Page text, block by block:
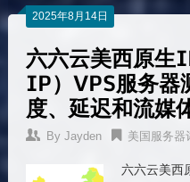
2025年8月14日
六六云美西原
IP）VPS服务器
度、延迟和流媒
By Jayden 美国服务器
六六云美西